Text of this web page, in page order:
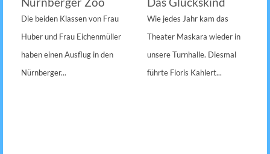
Die beiden Klassen von Frau
Huber und Frau Eichenmüller
haben einen Ausflug in den
Nürnberger...
Wie jedes Jahr kam das
Theater Maskara wieder in
unsere Turnhalle. Diesmal
führte Floris Kahlert...